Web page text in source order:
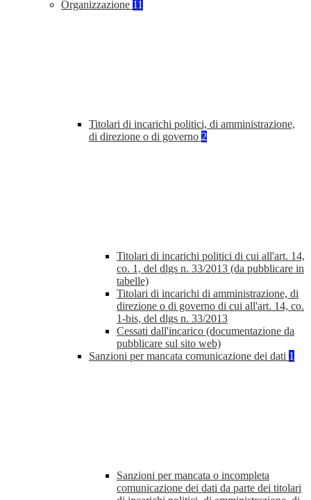
Organizzazione 11
Titolari di incarichi politici, di amministrazione,
di direzione o di governo 2
Titolari di incarichi politici di cui all'art. 14,
co. 1, del dlgs n. 33/2013 (da pubblicare in
tabelle)
Titolari di incarichi di amministrazione, di
direzione o di governo di cui all'art. 14, co.
1-bis, del dlgs n. 33/2013
Cessati dall'incarico (documentazione da
pubblicare sul sito web)
Sanzioni per mancata comunicazione dei dati 1
Sanzioni per mancata o incompleta
comunicazione dei dati da parte dei titolari